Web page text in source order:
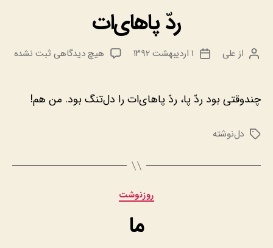
ردّ پاهای‌ات
نویسنده
از علی
تاریخ
۱ اردیبهشت ۱۳۹۲ هیچ دیدگاهی برای
ثبت نشده
چندوقتی بود ردّ پا، ردّ پاهای‌ات را دل‌تنگ بود. من هم!
برچسب‌ها
دل‌نوشته
دسته‌ها
روزنوشت
ما